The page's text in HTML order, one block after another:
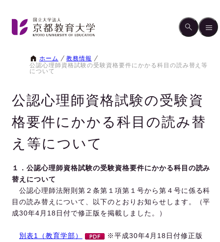
ホーム
教務情報
公認心理師資格試験の受験資格要件にかかる科目の読み替え等
について
公認心理師資格試験の受験資
格要件にかかる科目の読み替
え等について
１．公認心理師資格試験の受験資格要件にかかる科目の読み
替えについて
公認心理師法附則第２条第１項第１号から第４号に係る科
目の読み替えについて、以下のとおりお知らせします。（平
成30年4月18日付で修正版を掲載しました。）
別表1（教育学部）
※平成30年4月18日付修正版